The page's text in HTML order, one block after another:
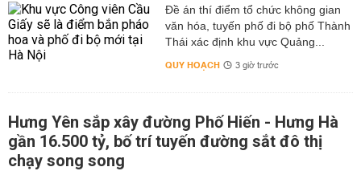
Đề án thí điểm tổ chức không gian
văn hóa, tuyến phố đi bộ phố Thành
Thái xác định khu vực Quảng...
QUY HOẠCH 3 giờ trước
Hưng Yên sắp xây đường Phố Hiến - Hưng Hà
gần 16.500 tỷ, bố trí tuyến đường sắt đô thị
chạy song song